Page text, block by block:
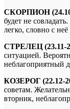
СКОРПИОН
будет не
легко, словно с
СТРЕЛЕЦ (23.11-
ситуацией.
неблагоприятный
КОЗЕРОГ (22.12-
советам.
вторник,